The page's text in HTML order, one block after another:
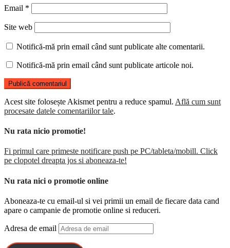
Email *
Site web
Notifică-mă prin email când sunt publicate alte comentarii.
Notifică-mă prin email când sunt publicate articole noi.
Acest site folosește Akismet pentru a reduce spamul. Află cum sunt
procesate datele comentariilor tale.
Nu rata nicio promotie!
Fi primul care primeste notificare push pe PC/tableta/mobill. Click
pe clopotel dreapta jos si aboneaza-te!
Nu rata nici o promotie online
Aboneaza-te cu email-ul si vei primii un email de fiecare data cand
apare o campanie de promotie online si reduceri.
Adresa de email